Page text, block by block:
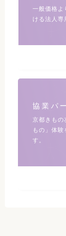
一般価格よ
ける法人専
協業パ
京都きもの
もの」体
す。